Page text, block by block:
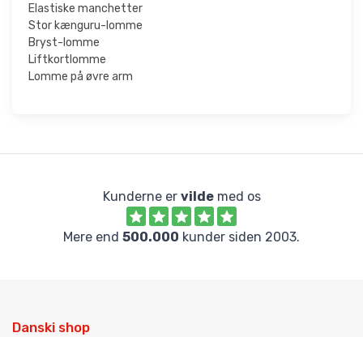
Elastiske manchetter
Stor kænguru-lomme
Bryst-lomme
Liftkortlomme
Lomme på øvre arm
Kunderne er vildemed os
Mere end 500.000 kunder siden 2003.
Danski shop